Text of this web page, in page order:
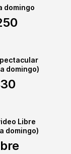
domingo
domingo)
Libre
domingo)